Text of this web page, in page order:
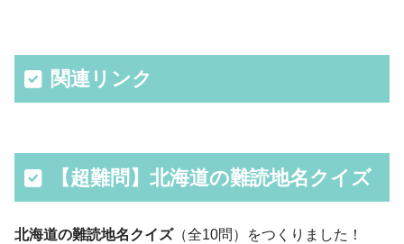
関連リンク
【超難問】北海道の難読地名クイズ
北海道の難読地名クイズ（全10問）をつくりました！